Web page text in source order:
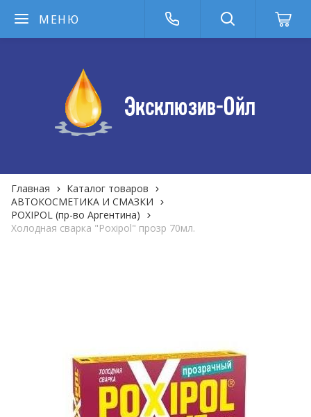
МЕНЮ
Главная
Каталог товаров
АВТОКОСМЕТИКА И СМАЗКИ
POXIPOL (пр-во Аргентина)
Холодная сварка "Poxipol" прозр 70мл.